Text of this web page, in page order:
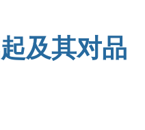
及其对品